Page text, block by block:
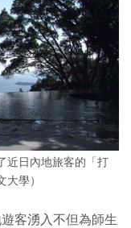
近日內地旅客的「打
學）
客湧入不但為師生